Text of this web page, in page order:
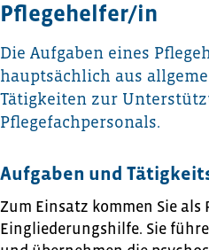
Pflegehelfer/in
Die Aufgaben eines
hauptsächlich aus
Tätigkeiten zur
Pflegefachpersonals.
Aufgaben und
Zum Einsatz kommen Sie
Eingliederungshilfe. Sie